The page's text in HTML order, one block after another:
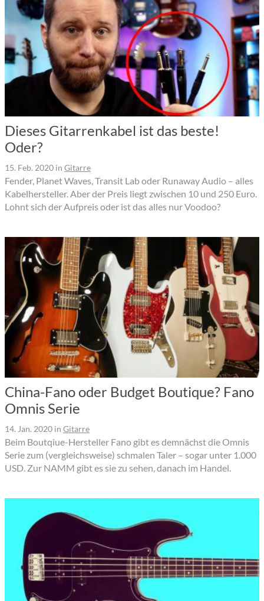
Dieses Gitarrenkabel ist das beste!
Oder?
15. Feb. 2020 in Gitarre
Fender, Planet Waves, Transit Lab oder Runaway Audio – alles
Kabelhersteller. Aber der Preis liegt zwischen 10 und 250 Euro.
Lohnt sich der Aufpreis oder ist das alles nur Voodoo?
China-Fano oder Budget Boutique? Fano
Omnis Serie
14. Jan. 2020 in Gitarre
Beim Boutqiue-Hersteller Fano gibt es demnächst die Omnis
Serie zum (vergleichsweise) schmalen Taler – sogar unter 1.000
USD. Zur NAMM gibt es sie zu sehen, danach im Handel.